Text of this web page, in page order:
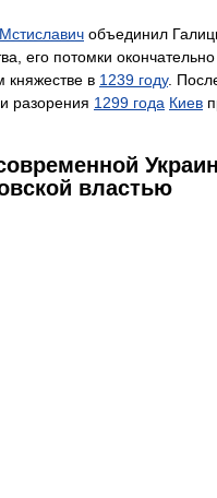
объединил
его потомки
княжестве в 1239 году.
и разорения 1299 года Киев
властью